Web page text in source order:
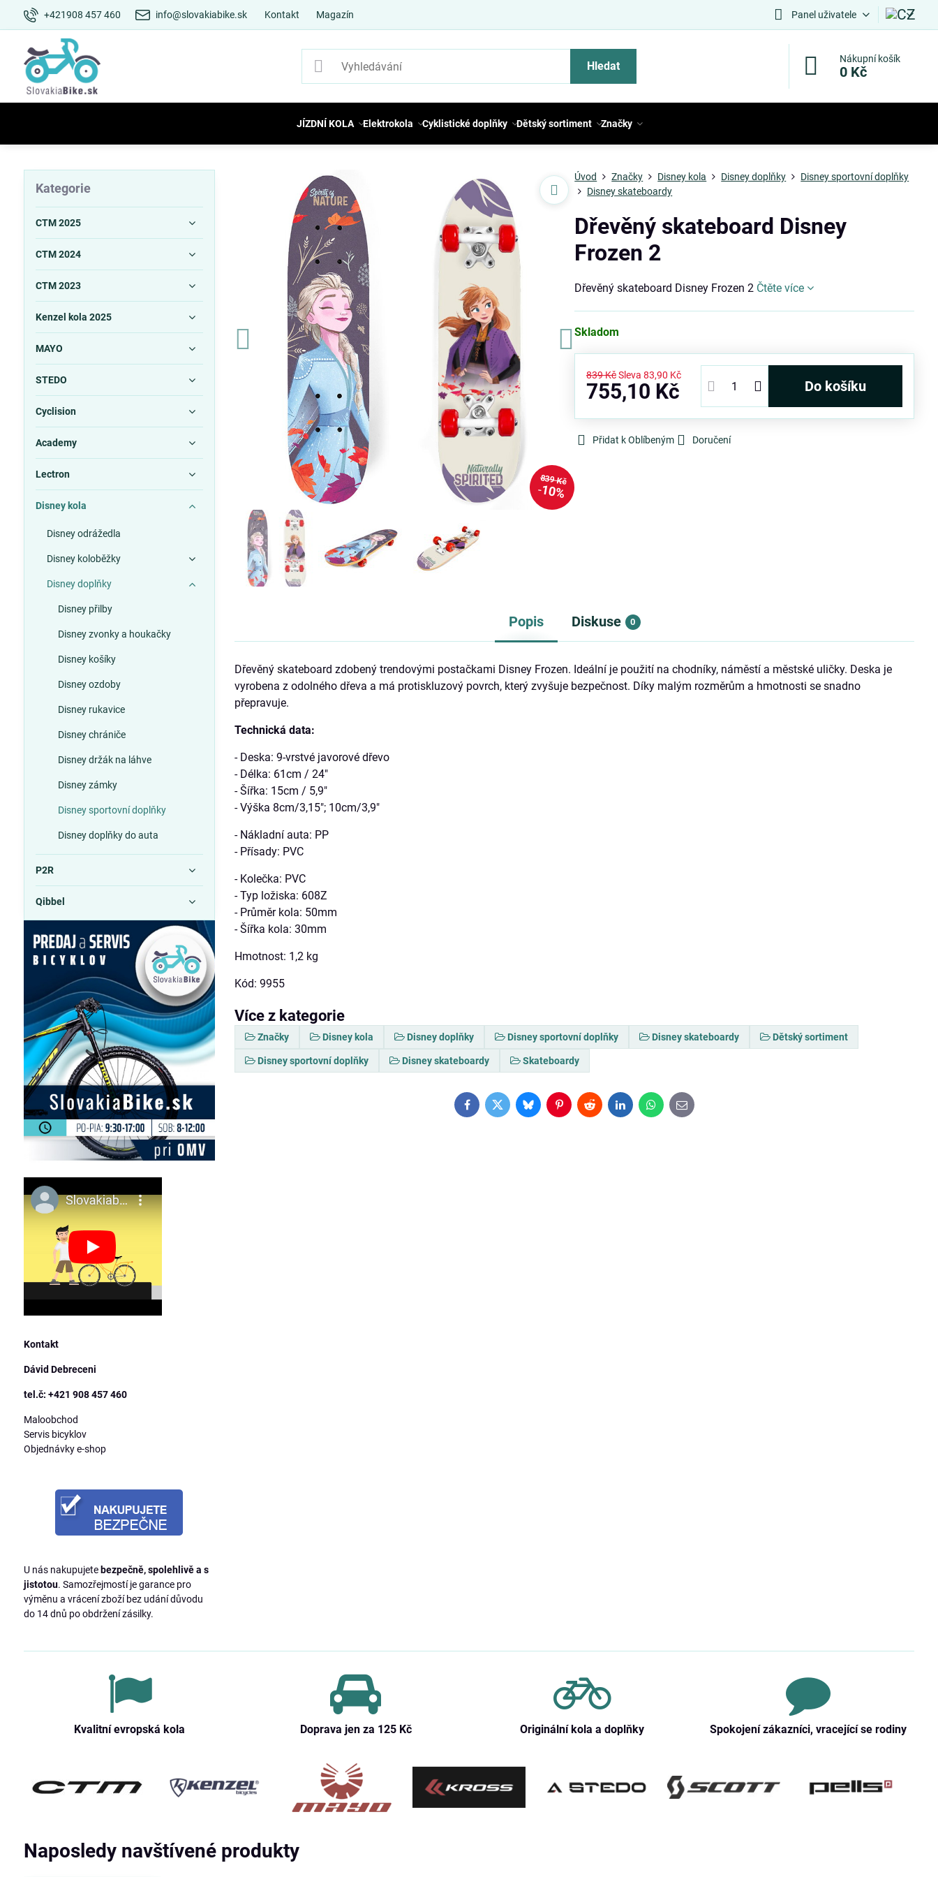
+421908 457 460 info@slovakiabike.sk Kontakt Magazín Panel uživatele
Hledat
Nákupní košík
0 Kč
JÍZDNÍ KOLA Elektrokola Cyklistické doplňky Dětský sortiment Značky
839 Kč
10%
Úvod Značky Disney kola Disney doplňky
Disney sportovní doplňky
Disney skateboardy
Dřevěný skateboard Disney
Frozen 2
Dřevěný skateboard Disney Frozen 2 Čtěte více
Skladom
839 Kč Sleva 83,90 Kč
755,10 Kč Do košíku
Přidat k Oblíbeným Doručení
Popis Diskuse 0
Dřevěný skateboard zdobený trendovými postačkami Disney Frozen. Ideální je použití na chodníky, náměstí a městské uličky. Deska je
vyrobena z odolného dřeva a má protiskluzový povrch, který zvyšuje bezpečnost. Díky malým rozměrům a hmotnosti se snadno
přepravuje.
Technická data:
- Deska: 9-vrstvé javorové dřevo
- Délka: 61cm / 24"
- Šířka: 15cm / 5,9"
- Výška 8cm/3,15"; 10cm/3,9"
- Nákladní auta: PP
- Přísady: PVC
- Kolečka: PVC
- Typ ložiska: 608Z
- Průměr kola: 50mm
- Šířka kola: 30mm
Hmotnost: 1,2 kg
Kód: 9955
Více z kategorie
Značky Disney kola Disney doplňky Disney sportovní doplňky Disney skateboardy Dětský sortiment
Disney sportovní doplňky Disney skateboardy Skateboardy
FacebookTwitterBlueskyPinterestRedditLinkedInWhatsApp
E-
mail
Kategorie
CTM 2025
CTM 2024
CTM 2023
Kenzel kola 2025
MAYO
STEDO
Cyclision
Academy
Lectron
Disney kola
Disney odrážedla
Disney koloběžky
Disney doplňky
Disney přilby
Disney zvonky a houkačky
Disney košíky
Disney ozdoby
Disney rukavice
Disney chrániče
Disney držák na láhve
Disney zámky
Disney sportovní doplňky
Disney doplňky do auta
P2R
Qibbel
Kontakt
Dávid Debreceni
tel.č: +421 908 457 460
Maloobchod
Servis bicyklov
Objednávky e-shop
U nás nakupujete bezpečně, spolehlivě a s
jistotou. Samozřejmostí je garance pro
výměnu a vrácení zboží bez udání důvodu
do 14 dnů po obdržení zásilky.
Kvalitní evropská kola Doprava jen za 125 Kč Originální kola a doplňky Spokojení zákazníci, vracející se rodiny
Naposledy navštívené produkty